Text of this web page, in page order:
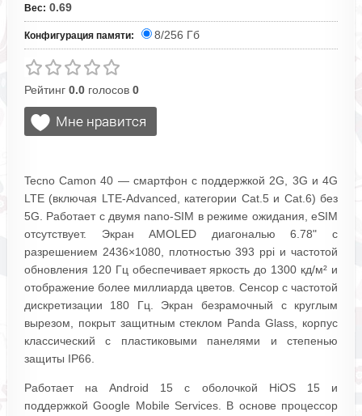
Вес: 0.69
Конфигурация памяти: 8/256 Гб
Рейтинг 0.0голосов 0
Tecno Camon 40 — смартфон с поддержкой 2G, 3G и 4G
LTE (включая LTE-Advanced, категории Cat.5 и Cat.6) без
5G. Работает с двумя nano-SIM в режиме ожидания, eSIM
отсутствует. Экран AMOLED диагональю 6.78" с
разрешением 2436×1080, плотностью 393 ppi и частотой
обновления 120 Гц обеспечивает яркость до 1300 кд/м² и
отображение более миллиарда цветов. Сенсор с частотой
дискретизации 180 Гц. Экран безрамочный с круглым
вырезом, покрыт защитным стеклом Panda Glass, корпус
классический с пластиковыми панелями и степенью
защиты IP66.
Работает на Android 15 с оболочкой HiOS 15 и
поддержкой Google Mobile Services. В основе процессор